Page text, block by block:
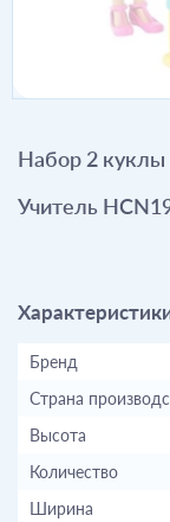
Набор 2
Учитель
Бренд
Страна
Высота
Количество
Ширина